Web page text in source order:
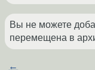
Вы не можете
перемещена в
←